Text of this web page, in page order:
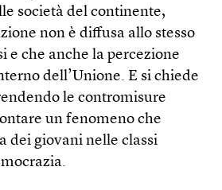
società del continente,
non è diffusa allo stesso
e che anche la percezione
dell’Unione. E si chiede
le contromisure
un fenomeno che
dei giovani nelle classi